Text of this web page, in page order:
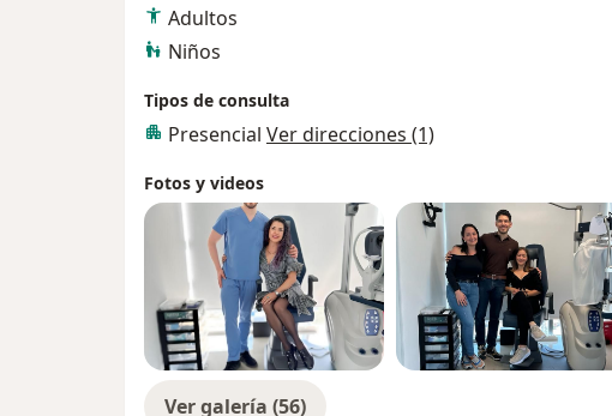
servicios oftalmológicos
personalizados y de alta calidad
especialistas en oftalmología
líderes a través de la colaboración
con aliados estratégicos.
. Continuar mejorando y
desarrollando nuestros procesos y
tecnologías para brindar la mejor
atención médica a nuestros
pacientes
Adultos
Niños
Tipos de consulta
Presencial Ver direcciones (1)
Fotos y videos
Ver galería (56)